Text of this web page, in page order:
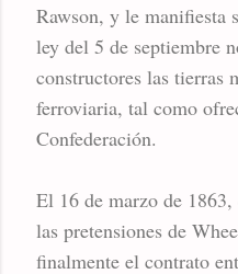
Rawson, y le manifiesta
ley del 5 de septiembre
constructores las tierras
ferroviaria, tal como
Confederación.
El 16 de marzo de 1863,
las pretensiones de
finalmente el contrato